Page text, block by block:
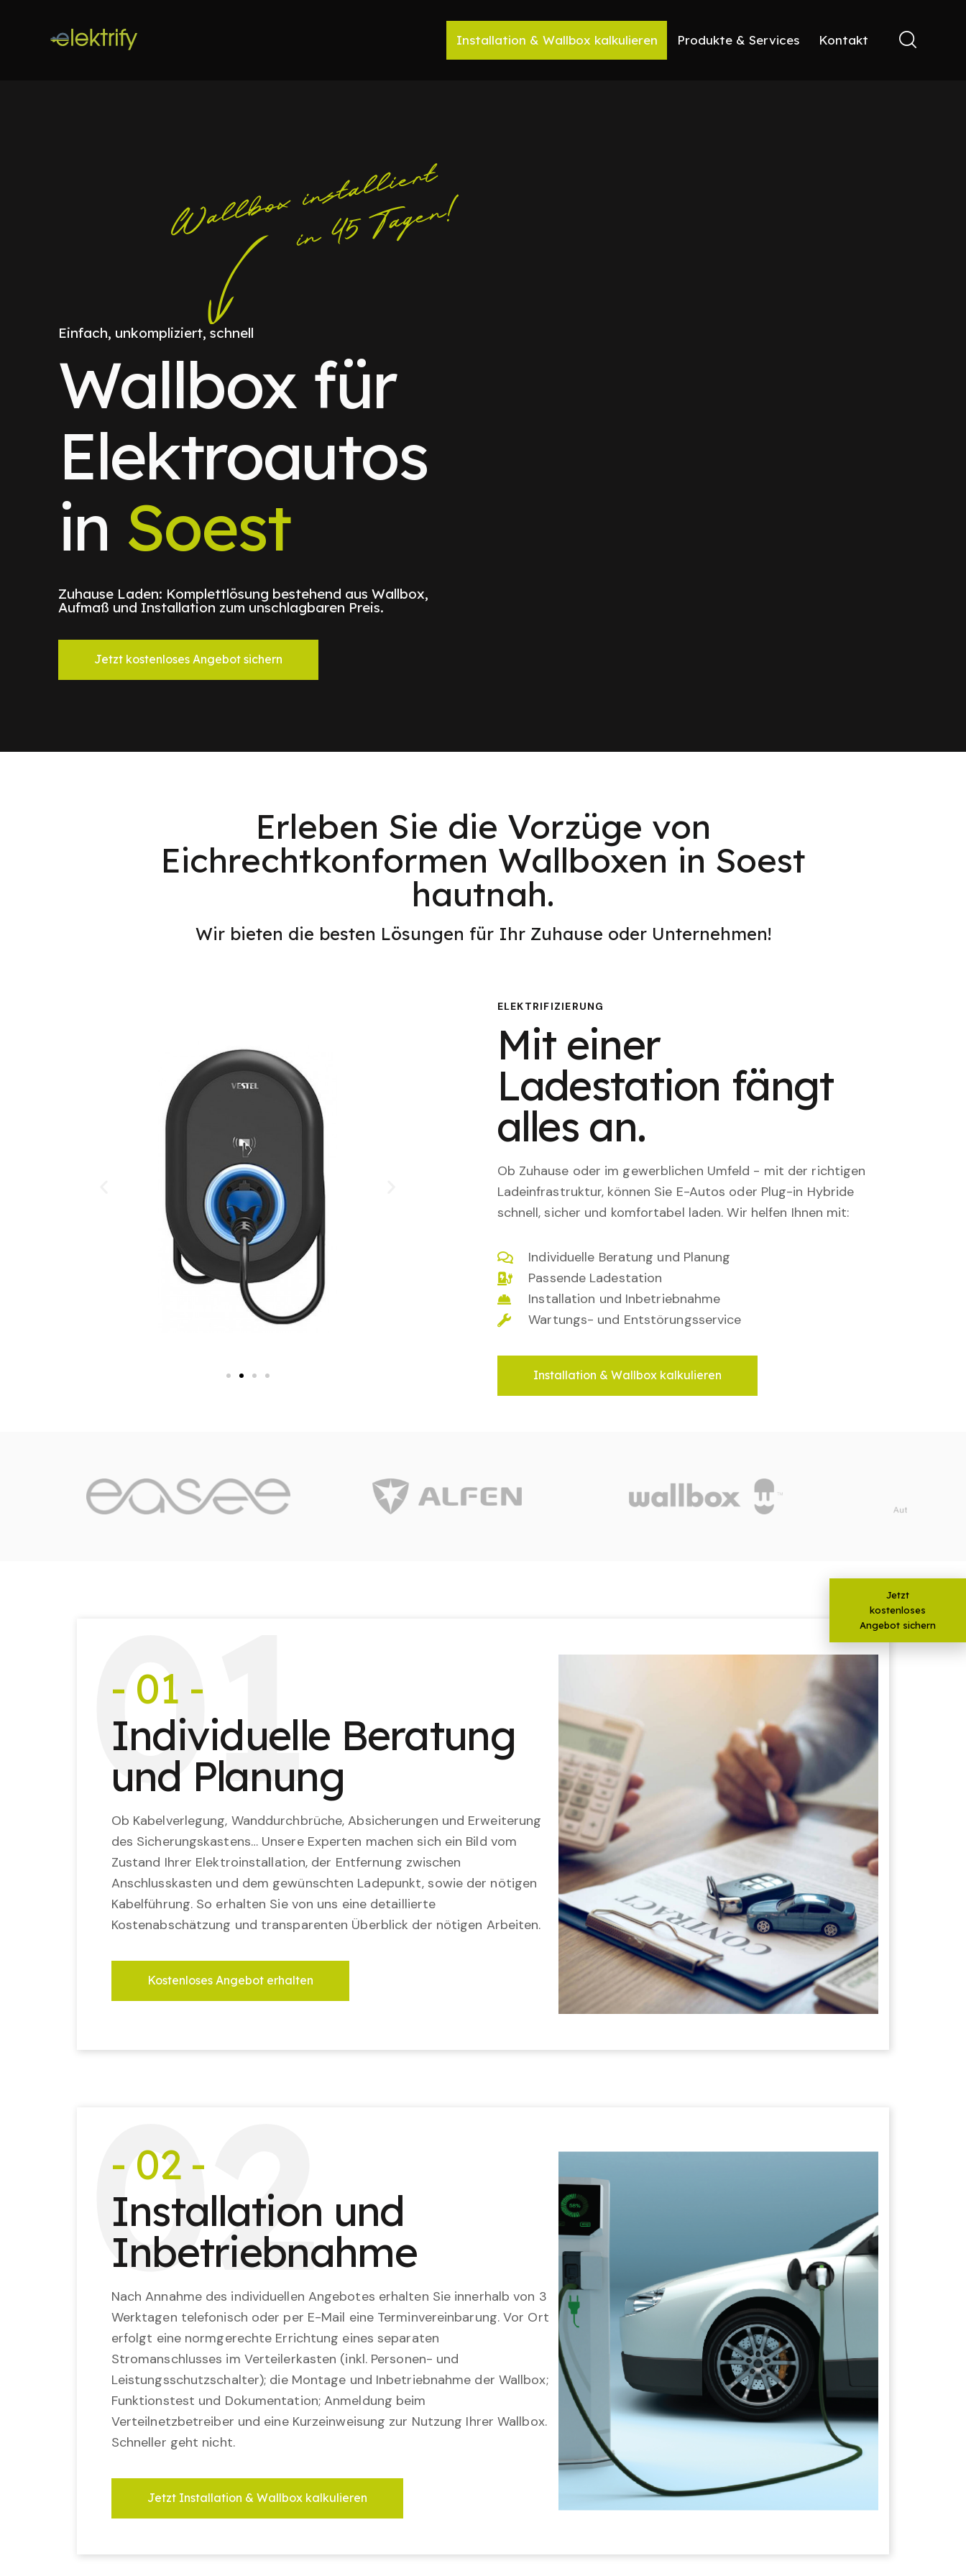
Installation & Wallbox kalkulieren Produkte & Services Kontakt
Einfach, unkompliziert, schnell
Wallbox für
Elektroautos
in Soest
Zuhause Laden: Komplettlösung bestehend aus Wallbox,
Aufmaß und Installation zum unschlagbaren Preis.
Jetzt kostenloses Angebot sichern
Erleben Sie die Vorzüge von
Eichrechtkonformen Wallboxen in Soest
hautnah.
Wir bieten die besten Lösungen für Ihr Zuhause oder Unternehmen!
ELEKTRIFIZIERUNG
Mit einer
Ladestation fängt
alles an.
Ob Zuhause oder im gewerblichen Umfeld - mit der richtigen
Ladeinfrastruktur, können Sie E-Autos oder Plug-in Hybride
schnell, sicher und komfortabel laden. Wir helfen Ihnen mit:
Individuelle Beratung und Planung
Passende Ladestation
Installation und Inbetriebnahme
Wartungs- und Entstörungsservice
Installation & Wallbox kalkulieren
01
- 01 -
Individuelle Beratung
und Planung
Ob Kabelverlegung, Wanddurchbrüche, Absicherungen und Erweiterung
des Sicherungskastens… Unsere Experten machen sich ein Bild vom
Zustand Ihrer Elektroinstallation, der Entfernung zwischen
Anschlusskasten und dem gewünschten Ladepunkt, sowie der nötigen
Kabelführung. So erhalten Sie von uns eine detaillierte
Kostenabschätzung und transparenten Überblick der nötigen Arbeiten.
Kostenloses Angebot erhalten
02
- 02 -
Installation und
Inbetriebnahme
Nach Annahme des individuellen Angebotes erhalten Sie innerhalb von 3
Werktagen telefonisch oder per E-Mail eine Terminvereinbarung. Vor Ort
erfolgt eine normgerechte Errichtung eines separaten
Stromanschlusses im Verteilerkasten (inkl. Personen- und
Leistungsschutzschalter); die Montage und Inbetriebnahme der Wallbox;
Funktionstest und Dokumentation; Anmeldung beim
Verteilnetzbetreiber und eine Kurzeinweisung zur Nutzung Ihrer Wallbox.
Schneller geht nicht.
Jetzt Installation & Wallbox kalkulieren
Jetzt
kostenloses
Angebot sichern